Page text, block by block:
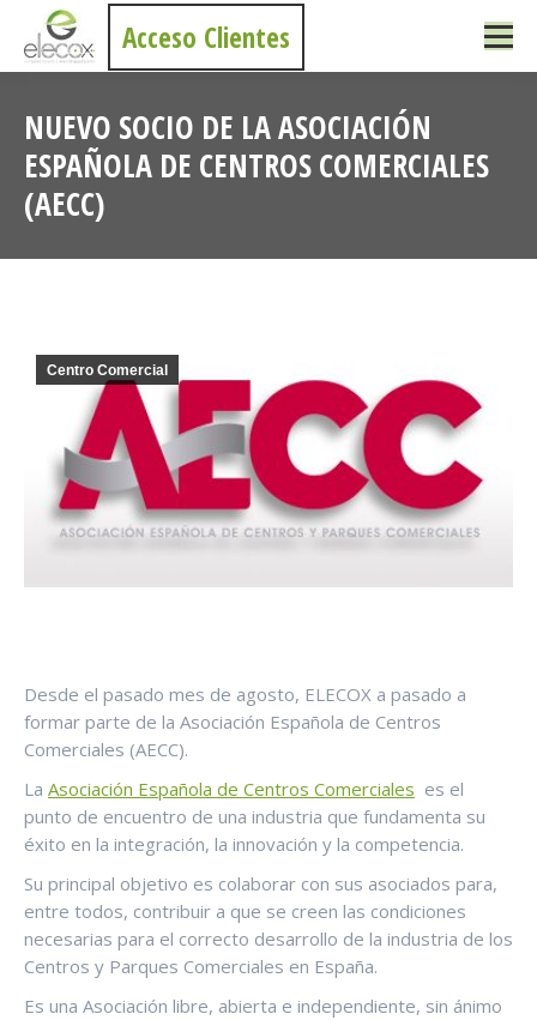
Acceso Clientes
NUEVO SOCIO DE LA ASOCIACIÓN
ESPAÑOLA DE CENTROS COMERCIALES
(AECC)
Centro Comercial
Desde el pasado mes de agosto, ELECOX a pasado a
formar parte de la Asociación Española de Centros
Comerciales (AECC).
La Asociación Española de Centros Comerciales es el
punto de encuentro de una industria que fundamenta su
éxito en la integración, la innovación y la competencia.
Su principal objetivo es colaborar con sus asociados para,
entre todos, contribuir a que se creen las condiciones
necesarias para el correcto desarrollo de la industria de los
Centros y Parques Comerciales en España.
Es una Asociación libre, abierta e independiente, sin ánimo